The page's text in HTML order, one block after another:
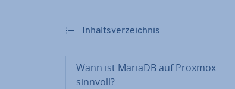
In­halts­ver­zeich­nis
Wann ist MariaDB auf Proxmox
sinnvoll?